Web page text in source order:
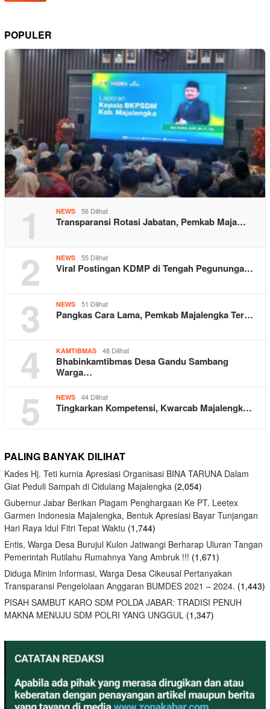
POPULER
1 NEWS 56 Dilihat
Transparansi Rotasi Jabatan, Pemkab Maja…
2 NEWS 55 Dilihat
Viral Postingan KDMP di Tengah Pegununga…
3 NEWS 51 Dilihat
Pangkas Cara Lama, Pemkab Majalengka Ter…
4 KAMTIBMAS 48 Dilihat
Bhabinkamtibmas Desa Gandu Sambang
Warga…
5 NEWS 44 Dilihat
Tingkarkan Kompetensi, Kwarcab Majalengk…
PALING BANYAK DILIHAT
Kades Hj. Teti kurnia Apresiasi Organisasi BINA TARUNA Dalam
Giat Peduli Sampah di Cidulang Majalengka (2,054)
Gubernur Jabar Berikan Piagam Penghargaan Ke PT. Leetex
Garmen Indonesia Majalengka, Bentuk Apresiasi Bayar Tunjangan
Hari Raya Idul Fitri Tepat Waktu (1,744)
Entis, Warga Desa Burujul Kulon Jatiwangi Berharap Uluran Tangan
Pemerintah Rutilahu Rumahnya Yang Ambruk !!! (1,671)
Diduga Minim Informasi, Warga Desa Cikeusal Pertanyakan
Transparansi Pengelolaan Anggaran BUMDES 2021 – 2024. (1,443)
PISAH SAMBUT KARO SDM POLDA JABAR: TRADISI PENUH
MAKNA MENUJU SDM POLRI YANG UNGGUL (1,347)